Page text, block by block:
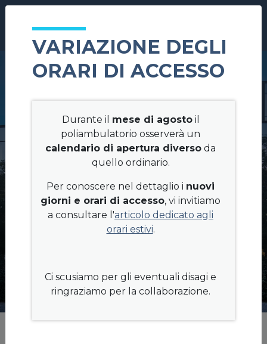
Salta al contenuto principale
POLIAMBULATORIO DALLA
ROSA PRATI
VARIAZIONE DEGLI
ORARI DI ACCESSO
Durante il mese di agostoil
poliambulatorio osserverà un
calendario di apertura diverso da
quello ordinario.
Per conoscere nel dettaglio i nuovi
giorni e orari di accesso, vi invitiamo
a consultare l'articolo dedicato agli
orari estivi.
Ci scusiamo per gli eventuali disagi e
ringraziamo per la collaborazione.